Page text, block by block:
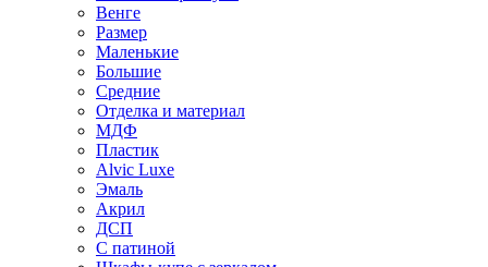
Венге
Размер
Маленькие
Большие
Средние
Отделка и материал
МДФ
Пластик
Alvic Luxe
Эмаль
Акрил
ДСП
С патиной